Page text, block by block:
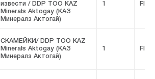
извести / DDP ТОО KAZ
Minerals Aktogay (КАЗ
Минералз Актогай)
1 FIVE
СКАМЕЙКИ/ DDP ТОО KAZ
Minerals Aktogay (КАЗ
Минералз Актогай)
1 FIVE